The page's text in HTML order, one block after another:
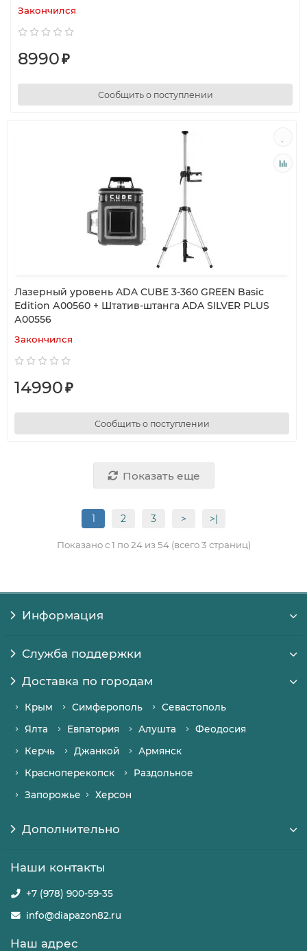
Закончился
8990₽
Сообщить о поступлении
Лазерный уровень ADA CUBE 3-360 GREEN Basic
Edition А00560 + Штатив-штанга ADA SILVER PLUS
А00556
Закончился
14990₽
Сообщить о поступлении
Показать еще
1 2 3 > >|
Показано с 1 по 24 из 54 (всего 3 страниц)
Информация
Служба поддержки
Доставка по городам
Крым Симферополь
Севастополь
Ялта
Евпатория Алушта
Феодосия
Керчь
Джанкой
Армянск
Красноперекопск
Раздольное
Запорожье
Херсон
Дополнительно
Наши контакты
+7 (978) 900-59-35
info@diapazon82.ru
Наш адрес